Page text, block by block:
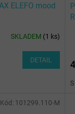
ELEFO mood
SKLADEM (1 ks)
DETAIL
S
Kód: 101299.110-M